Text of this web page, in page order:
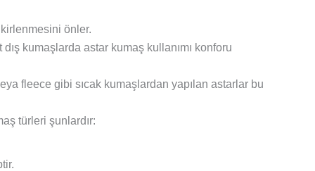
kirlenmesini önler.
kumaşlarda astar kumaş kullanımı konforu
fleece gibi sıcak kumaşlardan yapılan astarlar bu
türleri şunlardır: